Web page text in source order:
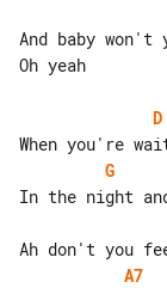
And baby won't
Oh yeah
D
G
A7